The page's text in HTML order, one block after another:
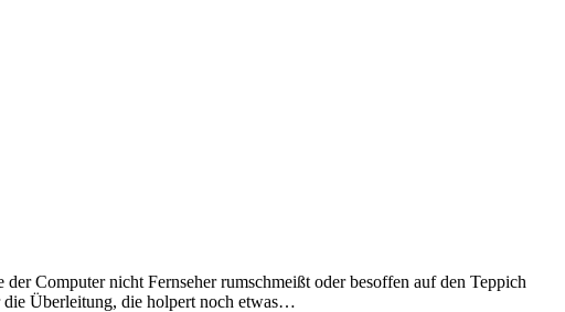
Computer nicht Fernseher rumschmeißt oder besoffen auf den Teppich
die Überleitung, die holpert noch etwas…